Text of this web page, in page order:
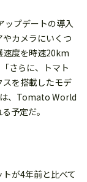
ップデートの導入
カメラにいくつ
速度を時速20km
さらに、トマト
を搭載したモデ
、Tomato World
予定だ。
が4年前と比べて